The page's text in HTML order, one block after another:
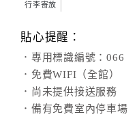
行李寄放
貼心提醒：
．專用標識編號：066
．免費WIFI（全館）
．尚未提供接送服務
．備有免費室內停車場